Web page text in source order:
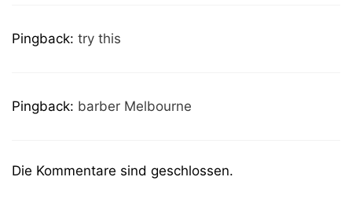
Pingback: try this
Pingback: barber Melbourne
Die Kommentare sind geschlossen.